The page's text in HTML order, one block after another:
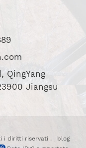
QingYang
Jiangsu
i diritti riservati .
blog